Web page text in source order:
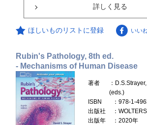
詳しく見る
ほしいものリストに登録 いい
Rubin's Pathology, 8th ed.
- Mechanisms of Human Disease
著者
：
(eds.)
ISBN
：978-1-
出版社
：
出版年
：2020年